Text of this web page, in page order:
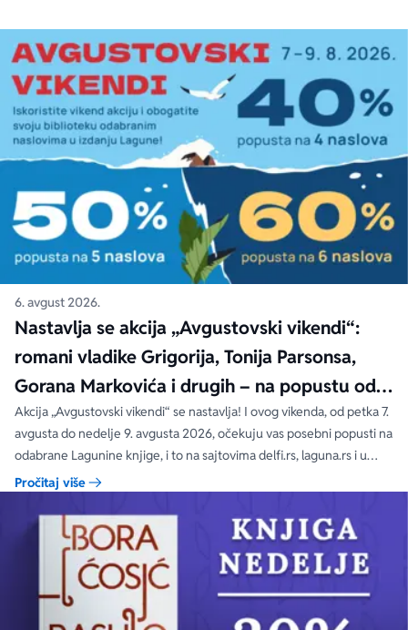
6. avgust 2026.
Nastavlja se akcija „Avgustovski vikendi“:
romani vladike Grigorija, Tonija Parsonsa,
Gorana Markovića i drugih – na popustu od
čak 40, 50 i 60%
Akcija „Avgustovski vikendi“ se nastavlja! I ovog vikenda, od petka 7.
avgusta do nedelje 9. avgusta 2026, očekuju vas posebni popusti na
odabrane Lagunine knjige, i to na sajtovima delfi.rs, laguna.rs i u
svim Delfi knjižarama.
Pročitaj više